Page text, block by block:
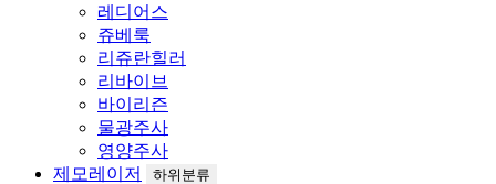
레디어스
쥬베룩
리쥬란힐러
리바이브
바이리즌
물광주사
영양주사
제모레이저
하위분류